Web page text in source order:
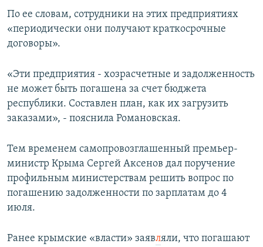
По ее словам, сотрудники на этих предприятиях
«периодически они получают краткосрочные
договоры».
«Эти предприятия - хозрасчетные и задолженность
не может быть погашена за счет бюджета
республики. Составлен план, как их загрузить
заказами», - пояснила Романовская.
Тем временем самопровозглашенный премьер-
министр Крыма Сергей Аксенов дал поручение
профильным министерствам решить вопрос по
погашению задолженности по зарплатам до 4
июля.
Ранее крымские «власти» заявляли, что погашают